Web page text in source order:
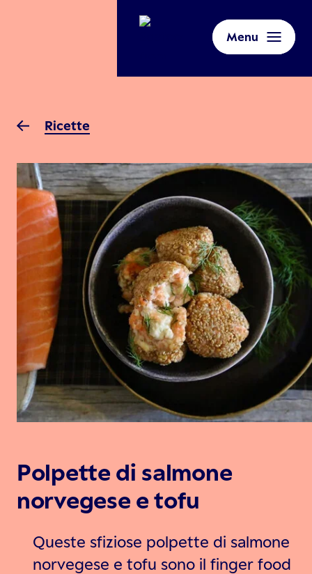
Menu
Ricette
Polpette di salmone
norvegese e tofu
Queste sfiziose polpette di salmone
norvegese e tofu sono il finger food